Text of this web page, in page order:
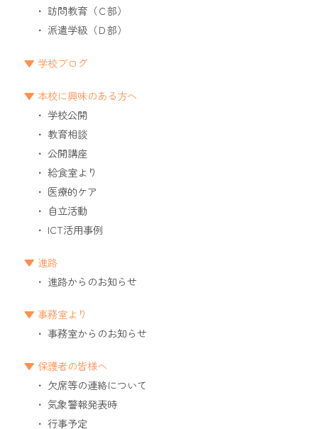
訪問教育（Ｃ部）
派遣学級（Ｄ部）
学校ブログ
本校に興味のある方へ
学校公開
教育相談
公開講座
給食室より
医療的ケア
自立活動
ICT活用事例
進路
進路からのお知らせ
事務室より
事務室からのお知らせ
保護者の皆様へ
欠席等の連絡について
気象警報発表時
行事予定